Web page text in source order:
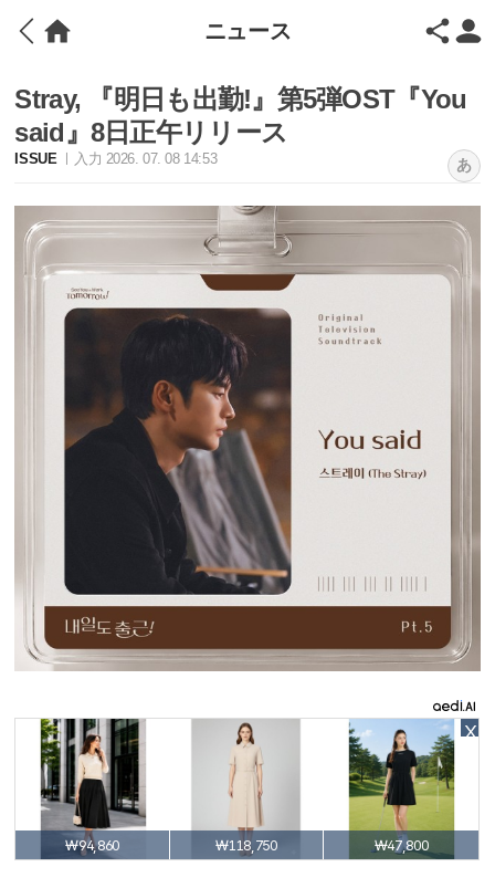
ニュース
Stray, 『明日も出勤!』第5弾OST『You
said』8日正午リリース
ISSUE 入力 2026. 07. 08 14:53 あ
X
₩94,860 ₩118,750 ₩47,800